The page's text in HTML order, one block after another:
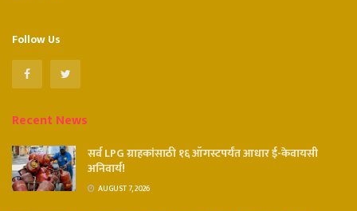
Follow Us
Recent News
सर्व LPG ग्राहकांसाठी १६ ऑगस्टपर्यंत आधार ई-केवायसी
अनिवार्य!
AUGUST 7, 2026